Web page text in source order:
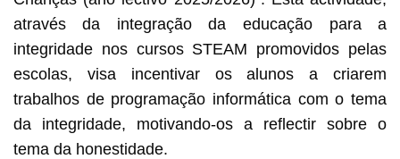
através da integração da educação para a
integridade nos cursos STEAM promovidos pelas
escolas, visa incentivar os alunos a criarem
trabalhos de programação informática com o tema
da integridade, motivando-os a reflectir sobre o
tema da honestidade.